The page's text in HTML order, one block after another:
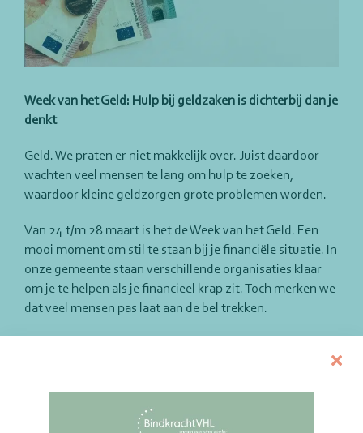
Week van het Geld: Hulp bij geldzaken is dichterbij dan je
denkt
Geld. We praten er niet makkelijk over. Juist daardoor
wachten veel mensen te lang om hulp te zoeken,
waardoor kleine geldzorgen grote problemen worden.
Van 24 t/m 28 maart is het de Week van het Geld. Een
mooi moment om stil te staan bij je financiële situatie. In
onze gemeente staan verschillende organisaties klaar
om je te helpen als je financieel krap zit. Toch merken we
dat veel mensen pas laat aan de bel trekken.
simpele oplossingen helpen. Onze Maatjes denken met